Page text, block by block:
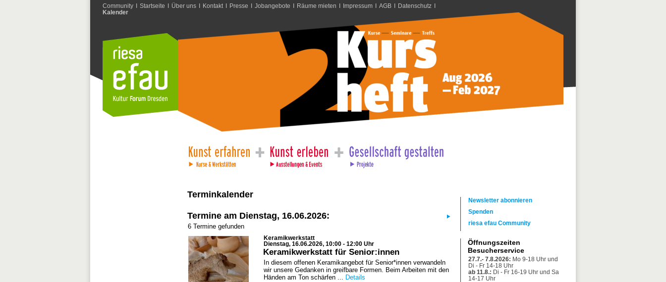
Community I Startseite I Über uns I Kontakt I Presse I Jobangebote I Räume mieten I Impressum I AGB I Datenschutz I
Kalender
Terminkalender
Termine am Dienstag, 16.06.2026:
6 Termine gefunden
Keramikwerkstatt
Dienstag, 16.06.2026, 10:00 - 12:00 Uhr
Keramikwerkstatt für Senior:innen
In diesem offenen Keramikangebot für Senior*innen verwandeln
wir unsere Gedanken in greifbare Formen. Beim Arbeiten mit den
Händen am Ton schärfen ... Details
Newsletter abonnieren
Spenden
riesa efau Community
Öffnungszeiten
Besucherservice
27.7.- 7.8.2026: Mo 9-18 Uhr und
Di - Fr 14-18 Uhr
ab 11.8.: Di - Fr 16-19 Uhr und Sa
14-17 Uhr